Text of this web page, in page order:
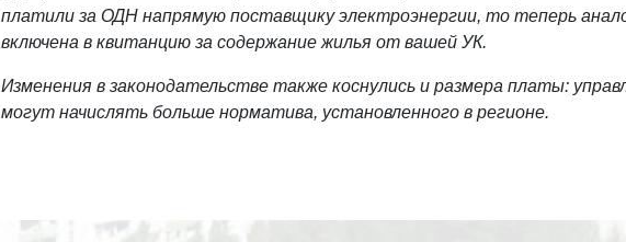
платили за ОДН напрямую поставщику электроэнергии, то теперь
включена в квитанцию за содержание жилья от вашей УК.
Изменения в законодательстве также коснулись и размера платы:
могут начислять больше норматива, установленного в регионе.